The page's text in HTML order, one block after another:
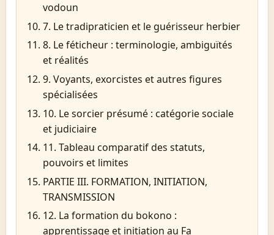
vodoun
7. Le tradipraticien et le guérisseur herbier
8. Le féticheur : terminologie, ambiguïtés
et réalités
9. Voyants, exorcistes et autres figures
spécialisées
10. Le sorcier présumé : catégorie sociale
et judiciaire
11. Tableau comparatif des statuts,
pouvoirs et limites
PARTIE III. FORMATION, INITIATION,
TRANSMISSION
12. La formation du bokono :
apprentissage et initiation au Fa